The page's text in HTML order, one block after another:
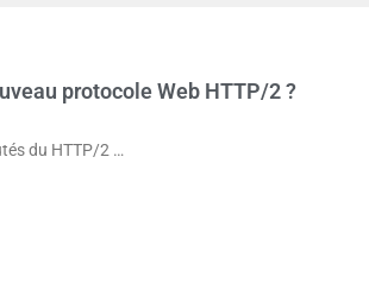
protocole Web HTTP/2 ?
du HTTP/2 …